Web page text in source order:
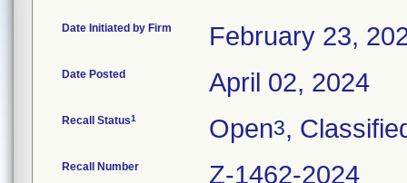
Date Initiated by Firm February 23,
Date Posted April 02, 2024
Recall Status1 Open3,
Recall Number Z-1462-2024